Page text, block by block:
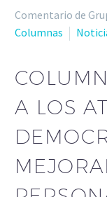
Comentario de
Columnas
A LOS